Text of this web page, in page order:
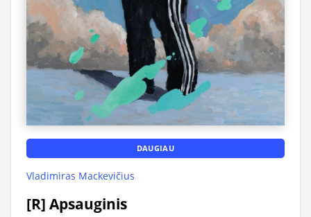
DAUGIAU
Vladimiras Mackevičius
[R] Apsauginis